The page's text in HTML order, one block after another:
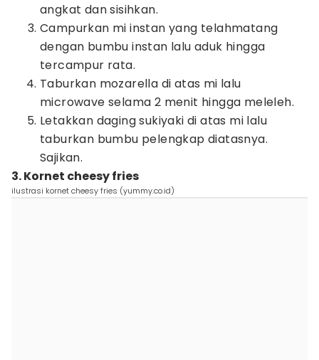
angkat dan sisihkan.
Campurkan mi instan yang telahmatang
dengan bumbu instan lalu aduk hingga
tercampur rata.
Taburkan mozarella di atas mi lalu
microwave selama 2 menit hingga meleleh.
Letakkan daging sukiyaki di atas mi lalu
taburkan bumbu pelengkap diatasnya.
Sajikan.
3. Kornet cheesy fries
ilustrasi kornet cheesy fries (yummy.co.id)